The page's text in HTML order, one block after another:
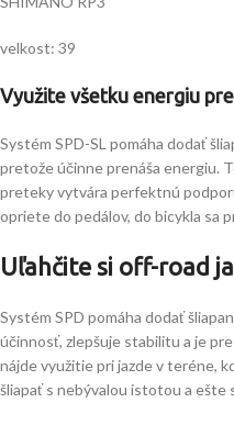
velkost: 39
Využite všetku energiu
Systém SPD-SL pomáha dodať
pretože účinne prenáša energiu.
preteky vytvára perfektnú
opriete do pedálov, do bicykla sa
Uľahčite si off-road
Systém SPD pomáha dodať
účinnosť, zlepšuje stabilitu a je
nájde využitie pri jazde v teréne,
šliapať s nebývalou istotou a ešte